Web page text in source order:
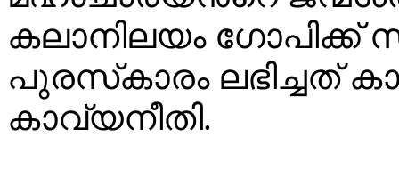
കലാനിലയം ഗോപിക്ക്
പുരസ്‌കാരം ലഭിച്ചത്
കാവ്യനീതി.